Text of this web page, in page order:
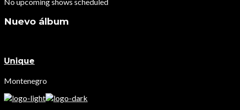
No upcoming shows scheduled
Nuevo álbum
Unique
Montenegro